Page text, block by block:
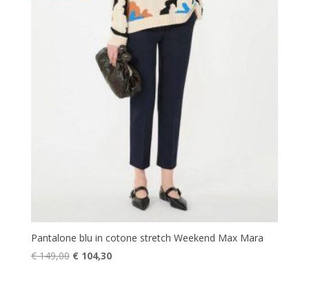
Pantalone blu in cotone stretch Weekend Max Mara
€149,00 Il
€104,30Il